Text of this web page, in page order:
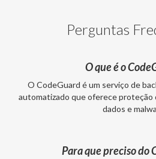
Perguntas
O que é o
O CodeGuard é um serviço de
automatizado que oferece proteção
dados e
Para que preciso do